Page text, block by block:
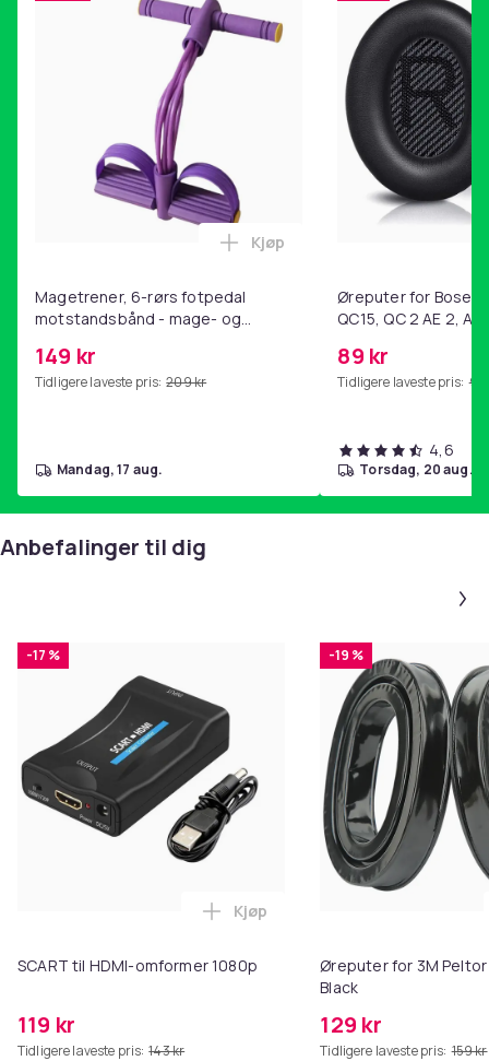
Magetrener, 6-rørs fotpedal
motstandsbånd - mage- og
hjemmegymnastikk Purple
149 kr
Tidligere laveste pris: 209 kr
Legg Magetrener, 6-rørs
Kjøp
mandag, 17 aug.
Øreputer for Bose
QC15, QC 2 AE 2, AE
89 kr
Tidligere laveste pris: 99
4,6
torsdag, 20 aug.
Anbefalinger til dig
-17 %
SCART til HDMI-omformer 1080p
119 kr
Tidligere laveste pris: 143 kr
Legg SCART til HDMI-omformer
Kjøp
-19 %
Øreputer for 3M Peltor
Black
129 kr
Tidligere laveste pris: 159 kr